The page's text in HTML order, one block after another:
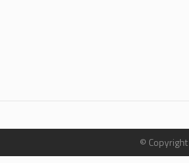
© Copyright